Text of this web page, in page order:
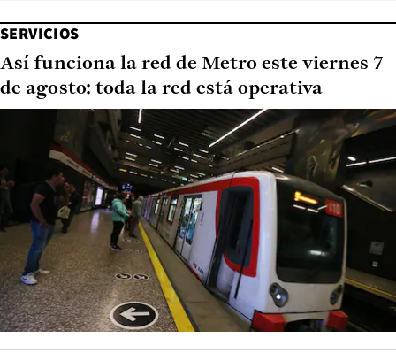
SERVICIOS
Así funciona la red de Metro este viernes 7
de agosto: toda la red está operativa